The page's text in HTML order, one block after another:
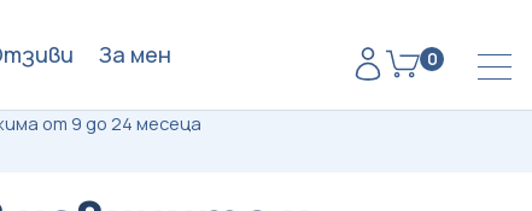
0
За мен
от 9 до 24 месеца